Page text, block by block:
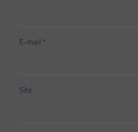
E-mail *
Site